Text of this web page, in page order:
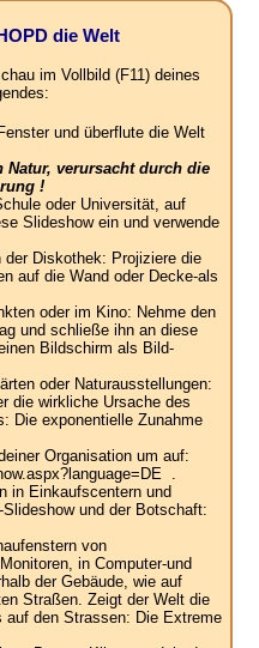
die Welt
im Vollbild (F11) deines
und überflute die Welt
verursacht durch die
!
oder Universität, auf
Slideshow ein und verwende
Diskothek: Projiziere die
auf die Wand oder Decke-als
oder im Kino: Nehme den
und schließe ihn an diese
Bildschirm als Bild-
oder Naturausstellungen:
die wirkliche Ursache des
Die exponentielle Zunahme
Organisation um auf:
.
in Einkaufscentern und
und der Botschaft:
von
in Computer-und
der Gebäude, wie auf
Straßen. Zeigt der Welt die
den Strassen: Die Extreme